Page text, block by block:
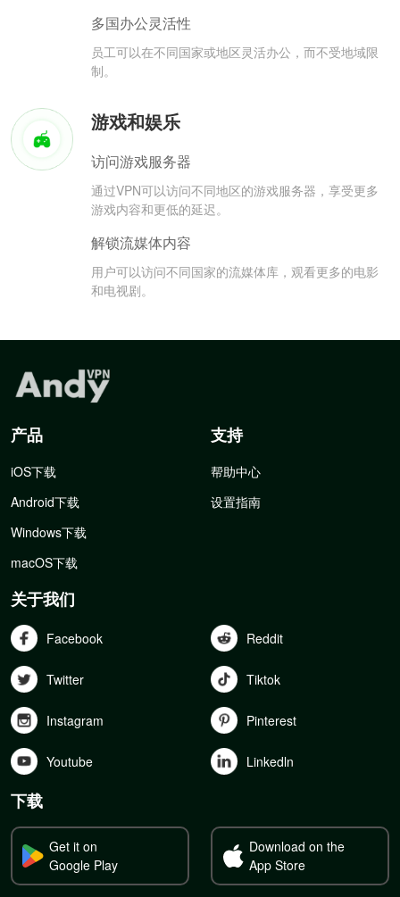
多国办公灵活性
员工可以在不同国家或地区灵活办公，而不受地域限
制。
游戏和娱乐
访问游戏服务器
通过VPN可以访问不同地区的游戏服务器，享受更多
游戏内容和更低的延迟。
解锁流媒体内容
用户可以访问不同国家的流媒体库，观看更多的电影
和电视剧。
产品
iOS下载
Android下载
Windows下载
macOS下载
支持
帮助中心
设置指南
关于我们
Facebook Reddit
Twitter Tiktok
Instagram Pinterest
Youtube Linkedln
下载
Get it on
Google Play
Download on the
App Store